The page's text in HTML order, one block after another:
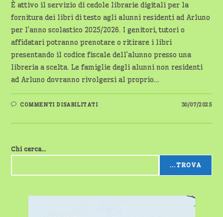
È attivo il servizio di cedole librarie digitali per la
fornitura dei libri di testo agli alunni residenti ad Arluno
per l’anno scolastico 2025/2026. I genitori, tutori o
affidatari potranno prenotare o ritirare i libri
presentando il codice fiscale dell’alunno presso una
libreria a scelta. Le famiglie degli alunni non residenti
ad Arluno dovranno rivolgersi al proprio…
COMMENTI DISABILITATISU
DIGITALI
PRIMARIE
30/07/2025
Chi cerca...
...TROVA